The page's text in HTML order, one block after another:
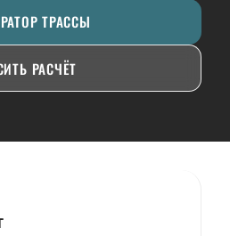
ТРАССЫ
РАСЧЁТ